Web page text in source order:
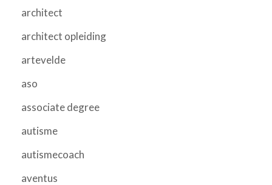
architect
architect opleiding
artevelde
aso
associate degree
autisme
autismecoach
aventus